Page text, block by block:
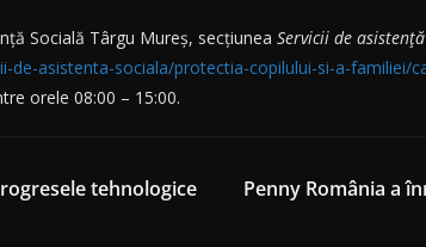
Socială Târgu Mureș, secțiunea Servicii de
de-asistenta-sociala/protectia-copilului-si-a-familiei/
orele 08:00 – 15:00.
tehnologice
Penny România a